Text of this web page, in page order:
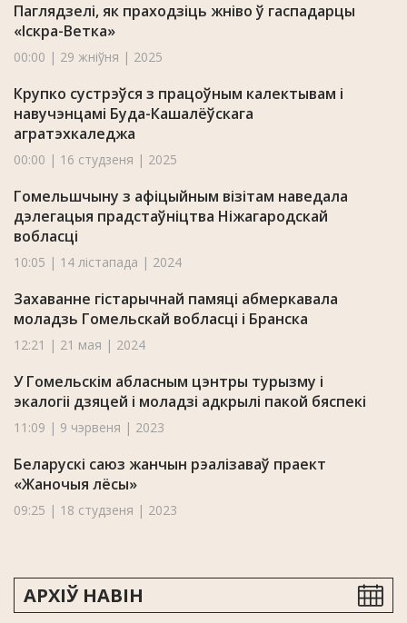
Паглядзелі, як праходзіць жніво ў гаспадарцы
«Іскра-Ветка»
00:00 | 29 жніўня | 2025
Крупко сустрэўся з працоўным калектывам і
навучэнцамі Буда-Кашалёўскага
агратэхкаледжа
00:00 | 16 студзеня | 2025
Гомельшчыну з афіцыйным візітам наведала
дэлегацыя прадстаўніцтва Ніжагародскай
вобласці
10:05 | 14 лістапада | 2024
Захаванне гістарычнай памяці абмеркавала
моладзь Гомельскай вобласці і Бранска
12:21 | 21 мая | 2024
У Гомельскім абласным цэнтры турызму і
экалогіі дзяцей і моладзі адкрылі пакой бяспекі
11:09 | 9 чэрвеня | 2023
Беларускі саюз жанчын рэалізаваў праект
«Жаночыя лёсы»
09:25 | 18 студзеня | 2023
АРХІЎ НАВІН